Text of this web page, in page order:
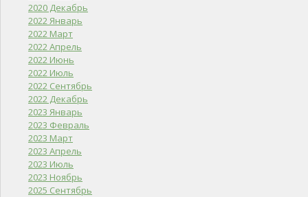
2020 Декабрь
2022 Январь
2022 Март
2022 Апрель
2022 Июнь
2022 Июль
2022 Сентябрь
2022 Декабрь
2023 Январь
2023 Февраль
2023 Март
2023 Апрель
2023 Июль
2023 Ноябрь
2025 Сентябрь